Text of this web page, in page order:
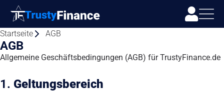
Startseite AGB
AGB
Allgemeine Geschäftsbedingungen (AGB) für TrustyFinance.de
1. Geltungsbereich